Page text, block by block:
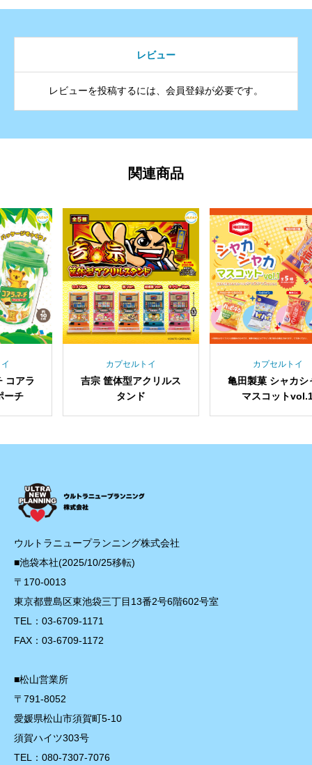
レビュー
レビューを投稿するには、会員登録が必要です。
関連商品
筐体型アクリルス
亀田製菓 シャカシャカ
坂製
ーミ
ウルトラニュープランニング株式会社
■池袋本社(2025/10/25移転)
〒170-0013
東京都豊島区東池袋三丁目13番2号6階602号室
TEL：03-6709-1171
FAX：03-6709-1172
■松山営業所
〒791-8052
愛媛県松山市須賀町5-10
須賀ハイツ303号
TEL：080-7307-7076